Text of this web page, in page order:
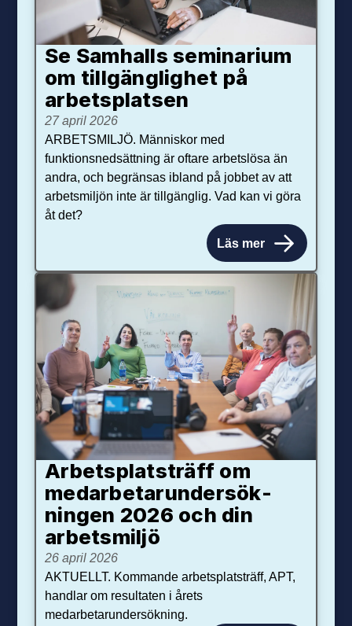
Se Samhalls seminarium
om tillgänglighet på
arbetsplatsen
27 april 2026
ARBETSMILJÖ. Människor med
funktionsnedsättning är oftare arbetslösa än
andra, och begränsas ibland på jobbet av att
arbetsmiljön inte är tillgänglig. Vad kan vi göra
åt det?
Läs mer
Arbetsplats­träff om
med­arbetar­under­sök­
ningen 2026 och din
arbets­miljö
26 april 2026
AKTUELLT. Kommande arbetsplatsträff, APT,
handlar om resultaten i årets
medarbetarundersökning.